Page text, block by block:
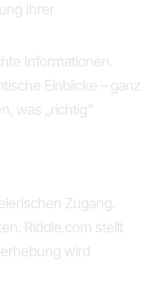
Ihrer
Informationen.
Einblicke – ganz
was „richtig“
Zugang.
Riddle.com stellt
wird